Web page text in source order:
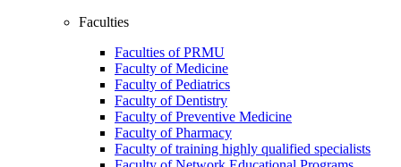
Faculties
Faculties of PRMU
Faculty of Medicine
Faculty of Pediatrics
Faculty of Dentistry
Faculty of Preventive Medicine
Faculty of Pharmacy
Faculty of training highly qualified specialists